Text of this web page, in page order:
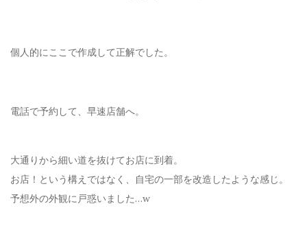
個人的にここで作成して正解でした。
電話で予約して、早速店舗へ。
大通りから細い道を抜けてお店に到着。
お店！という構えではなく、自宅の一部を改造したような感じ。
予想外の外観に戸惑いました…w